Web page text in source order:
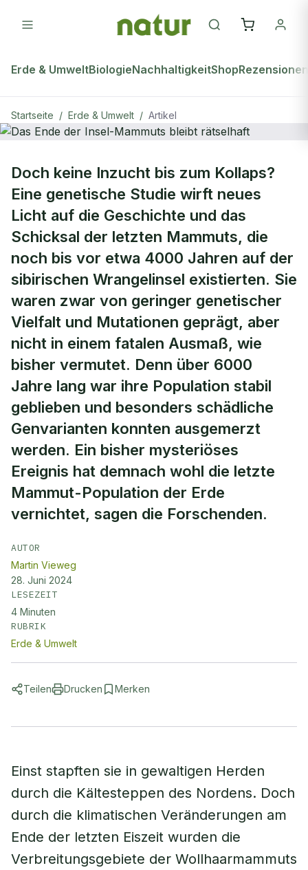
Erde & UmweltBiologieNachhaltigkeitShopRezensionen
Startseite / Erde & Umwelt / Artikel
Das Ende der Insel-Mammuts bleibt
rätselhaft
Doch keine Inzucht bis zum Kollaps?
Eine genetische Studie wirft neues
Licht auf die Geschichte und das
Schicksal der letzten Mammuts, die
noch bis vor etwa 4000 Jahren auf der
sibirischen Wrangelinsel existierten. Sie
waren zwar von geringer genetischer
Vielfalt und Mutationen geprägt, aber
nicht in einem fatalen Ausmaß, wie
bisher vermutet. Denn über 6000
Jahre lang war ihre Population stabil
geblieben und besonders schädliche
Genvarianten konnten ausgemerzt
werden. Ein bisher mysteriöses
Ereignis hat demnach wohl die letzte
Mammut-Population der Erde
vernichtet, sagen die Forschenden.
AUTOR
Martin Vieweg
28. Juni 2024
LESEZEIT
4 Minuten
RUBRIK
Erde & Umwelt
Teilen Drucken Merken
Einst stapften sie in gewaltigen Herden
durch die Kältesteppen des Nordens. Doch
durch die klimatischen Veränderungen am
Ende der letzten Eiszeit wurden die
Verbreitungsgebiete der Wollhaarmammuts